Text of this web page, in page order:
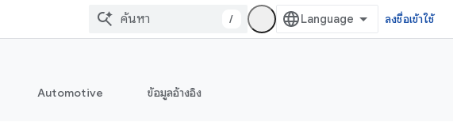
/ ลงชื่อเข้าใช้
Automotive ข้อมูลอ้างอิง